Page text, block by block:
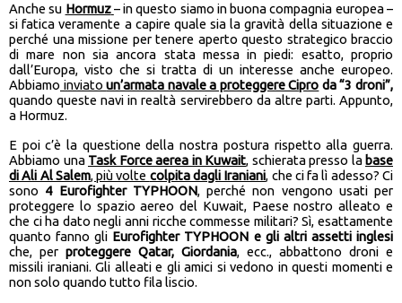
Anche su Hormuz – in questo siamo in buona compagnia europea –
si fatica veramente a capire quale sia la gravità della situazione e
perché una missione per tenere aperto questo strategico braccio
di mare non sia ancora stata messa in piedi: esatto, proprio
dall’Europa, visto che si tratta di un interesse anche europeo.
Abbiamo inviatoun’armata navale a proteggere Cipro da “3 droni”,
quando queste navi in realtà servirebbero da altre parti. Appunto,
a Hormuz.
E poi c’è la questione della nostra postura rispetto alla guerra.
Abbiamo una Task Force aerea in Kuwait, schierata presso la base
di Ali Al Salem, più volte colpita dagli Iraniani, che ci fa lì adesso? Ci
sono 4 Eurofighter TYPHOON, perché non vengono usati per
proteggere lo spazio aereo del Kuwait, Paese nostro alleato e
che ci ha dato negli anni ricche commesse militari? Sì, esattamente
quanto fanno gli Eurofighter TYPHOON e gli altri assetti inglesi
che, per proteggere Qatar, Giordania, ecc., abbattono droni e
missili iraniani. Gli alleati e gli amici si vedono in questi momenti e
non solo quando tutto fila liscio.